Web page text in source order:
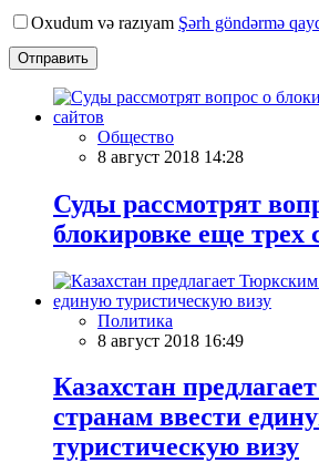
Oxudum və razıyam Şərh göndərmə
Отправить
Общество
8 август 2018 14:28
Суды рассмотрят
блокировке еще трех
Политика
8 август 2018 16:49
Казахстан
странам ввести
туристическую визу